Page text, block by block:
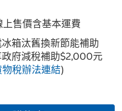
售價含基本運費
箱汰舊換新節能補助
府減稅補助$2,000元
稅辦法連結)